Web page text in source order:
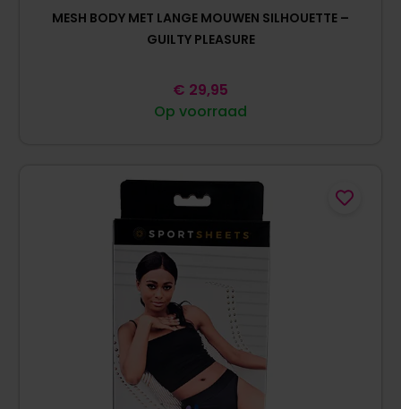
MESH BODY MET LANGE MOUWEN SILHOUETTE –
GUILTY PLEASURE
Op voorraad
€ 29,95